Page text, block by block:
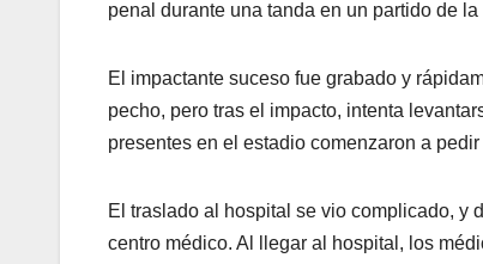
penal durante una tanda en un partido de
El impactante suceso fue grabado y
pecho, pero tras el impacto, intenta
presentes en el estadio comenzaron a
El traslado al hospital se vio complicado, y
centro médico. Al llegar al hospital, los